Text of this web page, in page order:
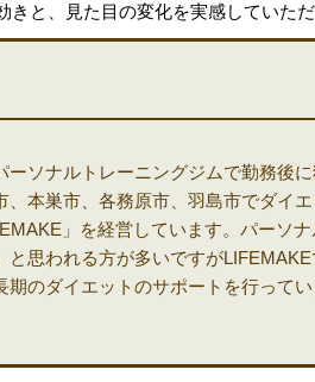
と、見た目の変化を実感していただ
ーソナルトレーニングジムで勤務後に
、本巣市、各務原市、羽島市でダイ
」を経営しています。パーソ
と思われる方が多いですが
期のダイエットのサポートを行ってい